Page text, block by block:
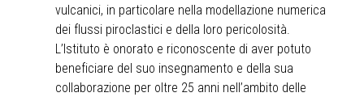
vulcanici, in particolare nella modellazione numerica
dei flussi piroclastici e della loro pericolosità.
L’Istituto è onorato e riconoscente di aver potuto
beneficiare del suo insegnamento e della sua
collaborazione per oltre 25 anni nell’ambito delle